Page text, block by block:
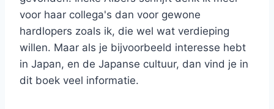
voor haar collega's dan voor gewone
hardlopers zoals ik, die wel wat verdieping
willen. Maar als je bijvoorbeeld interesse hebt
in Japan, en de Japanse cultuur, dan vind je in
dit boek veel informatie.